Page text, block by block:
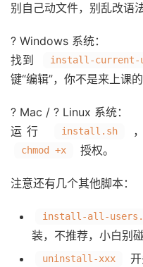
别自己动文件，别乱改语
?️ Windows 系统：
找到
install-current-
键“编辑”，你不是来上课
? Mac / ? Linux 系统：
运行
install.sh
chmod +x 授权。
注意还有几个其他脚本：
install-all-
装，不推荐，小白别碰
uninstall-xxx